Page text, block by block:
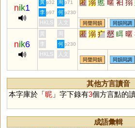
nik1
黃 p32 周 p71 匿 溺 慝 暱 衵 搦
李 p97 何 p230
HKLS 人文 同聲同韻 同韻同調
nik6
黃 周 匿 溺 疒 惄 眲 暱
李 何 p230
HKLS 人文
同聲同韻 同韻同調
其他方言讀音
本字庫於「昵」字下錄有3個方言點的
成語彙輯